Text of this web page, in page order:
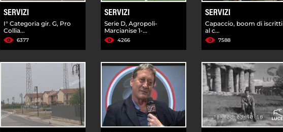
SERVIZI
I° Categoria gir. G, Pro
Collia...
6377
SERVIZI
Serie D, Agropoli-
Marcianise 1-...
4266
SERVIZI
Capaccio, boom di iscritti
al c...
7588